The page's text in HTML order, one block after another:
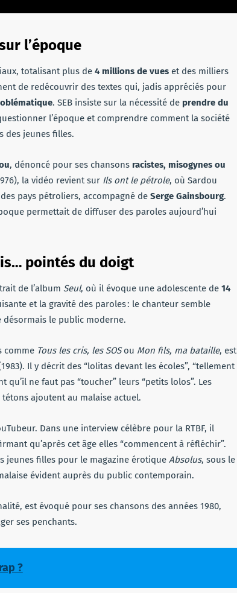
l’époque
totalisant plus de 4 millions de vues et des milliers
de redécouvrir des textes qui, jadis appréciés pour
. SEB insiste sur la nécessité de prendre du
l’époque et comprendre comment la société
des jeunes filles.
, dénoncé pour ses chansons racistes, misogynes ou
la vidéo revient sur Ils ont le pétrole, où Sardou
pays pétroliers, accompagné de Serge Gainsbourg.
permettait de diffuser des paroles aujourd’hui
pointés du doigt
de l’album Seul, où il évoque une adolescente de 14
et la gravité des paroles : le chanteur semble
le public moderne.
comme Tous les cris, les SOSou Mon fils, ma bataille, est
Il y décrit des “lolitas devant les écoles”, “tellement
ne faut pas “toucher” leurs “petits lolos”. Les
ajoutent au malaise actuel.
Dans une interview célèbre pour la RTBF, il
qu’après cet âge elles “commencent à réfléchir”.
jeunes filles pour le magazine érotique Absolus, sous le
évident auprès du public contemporain.
est évoqué pour ses chansons des années 1980,
ses penchants.
?